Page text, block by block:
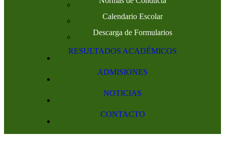
Calendario Escolar
Descarga de Formularios
RESULTADOS ACADÉMICOS
ADMISIONES
NOTICIAS
CONTACTO